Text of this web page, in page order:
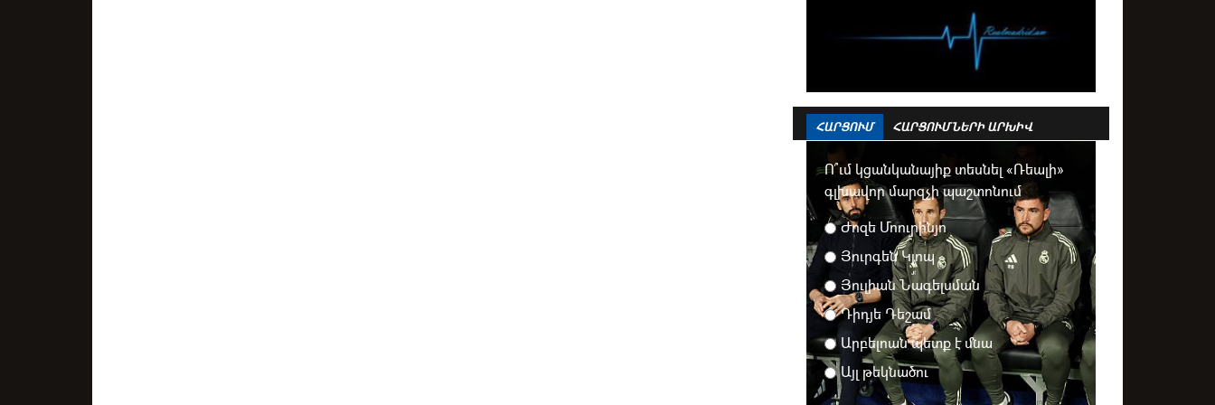
ՀԱՐՑՈՒՄ ՀԱՐՑՈՒՄՆԵՐԻ ԱՐԽԻՎ
Ո՞ւմ կցանկանայիք տեսնել «Ռեալի»
գլխավոր մարզչի պաշտոնում
Ժոզե Մոուրինյո
Յուրգեն Կլոպ
Յուլիան Նագելսման
Դիդյե Դեշամ
Արբելոան պետք է մնա
Այլ թեկնածու